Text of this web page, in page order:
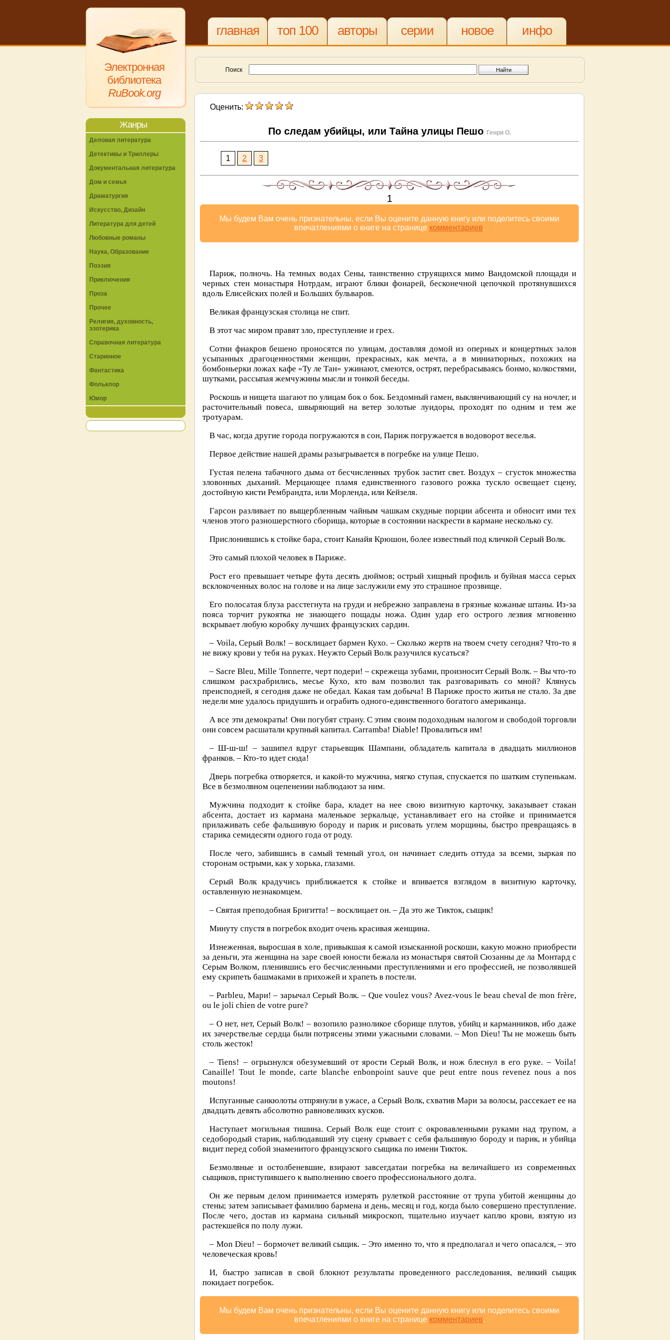
Электронная
библиотека
RuBook.org
главная топ 100 авторы серии новое инфо
Поиск
Оценить:
По следам убийцы, или Тайна улицы Пешо Генри О.
1 2 3
1
Мы будем Вам очень признательны, если Вы оцените данную книгу или поделитесь своими
впечатлениями о книге на странице комментариев.
Париж, полночь. На темных водах Сены, таинственно струящихся мимо Вандомской площади и
черных стен монастыря Нотрдам, играют блики фонарей, бесконечной цепочкой протянувшихся
вдоль Елисейских полей и Больших бульваров.
Великая французская столица не спит.
В этот час миром правят зло, преступление и грех.
Сотни фиакров бешено проносятся по улицам, доставляя домой из оперных и концертных залов
усыпанных драгоценностями женщин, прекрасных, как мечта, а в миниатюрных, похожих на
бомбоньерки ложах кафе «Ту ле Тан» ужинают, смеются, острят, перебрасываясь бонмо, колкостями,
шутками, рассыпая жемчужины мысли и тонкой беседы.
Роскошь и нищета шагают по улицам бок о бок. Бездомный гамен, выклянчивающий су на ночлег, и
расточительный повеса, швыряющий на ветер золотые луидоры, проходят по одним и тем же
тротуарам.
В час, когда другие города погружаются в сон, Париж погружается в водоворот веселья.
Первое действие нашей драмы разыгрывается в погребке на улице Пешо.
Густая пелена табачного дыма от бесчисленных трубок застит свет. Воздух – сгусток множества
зловонных дыханий. Мерцающее пламя единственного газового рожка тускло освещает сцену,
достойную кисти Рембрандта, или Морленда, или Кейзеля.
Гарсон разливает по выщербленным чайным чашкам скудные порции абсента и обносит ими тех
членов этого разношерстного сборища, которые в состоянии наскрести в кармане несколько су.
Прислонившись к стойке бара, стоит Канайя Крюшон, более известный под кличкой Серый Волк.
Это самый плохой человек в Париже.
Рост его превышает четыре фута десять дюймов; острый хищный профиль и буйная масса серых
всклокоченных волос на голове и на лице заслужили ему это страшное прозвище.
Его полосатая блуза расстегнута на груди и небрежно заправлена в грязные кожаные штаны. Из-за
пояса торчит рукоятка не знающего пощады ножа. Один удар его острого лезвия мгновенно
вскрывает любую коробку лучших французских сардин.
– Voila, Серый Волк! – восклицает бармен Кухо. – Сколько жертв на твоем счету сегодня? Что-то я
не вижу крови у тебя на руках. Неужто Серый Волк разучился кусаться?
– Sacre Bleu, Mille Tonnerre, черт подери! – скрежеща зубами, произносит Серый Волк. – Вы что-то
слишком расхрабрились, месье Кухо, кто вам позволил так разговаривать со мной? Клянусь
преисподней, я сегодня даже не обедал. Какая там добыча! В Париже просто житья не стало. За две
недели мне удалось придушить и ограбить одного-единственного богатого американца.
А все эти демократы! Они погубят страну. С этим своим подоходным налогом и свободой торговли
они совсем расшатали крупный капитал. Carramba! Diable! Провалиться им!
– Ш-ш-ш! – зашипел вдруг старьевщик Шампани, обладатель капитала в двадцать миллионов
франков. – Кто-то идет сюда!
Дверь погребка отворяется, и какой-то мужчина, мягко ступая, спускается по шатким ступенькам.
Все в безмолвном оцепенении наблюдают за ним.
Мужчина подходит к стойке бара, кладет на нее свою визитную карточку, заказывает стакан
абсента, достает из кармана маленькое зеркальце, устанавливает его на стойке и принимается
прилаживать себе фальшивую бороду и парик и рисовать углем морщины, быстро превращаясь в
старика семидесяти одного года от роду.
После чего, забившись в самый темный угол, он начинает следить оттуда за всеми, зыркая по
сторонам острыми, как у хорька, глазами.
Серый Волк крадучись приближается к стойке и впивается взглядом в визитную карточку,
оставленную незнакомцем.
– Святая преподобная Бригитта! – восклицает он. – Да это же Тикток, сыщик!
Минуту спустя в погребок входит очень красивая женщина.
Изнеженная, выросшая в холе, привыкшая к самой изысканной роскоши, какую можно приобрести
за деньги, эта женщина на заре своей юности бежала из монастыря святой Сюзанны де ла Монтард с
Серым Волком, пленившись его бесчисленными преступлениями и его профессией, не позволявшей
ему скрипеть башмаками в прихожей и храпеть в постели.
– Parbleu, Мари! – зарычал Серый Волк. – Que voulez vous? Avez-vous le beau cheval de mon frère,
ou le joli chien de votre pure?
– О нет, нет, Серый Волк! – возопило разноликое сборище плутов, убийц и карманников, ибо даже
их зачерствелые сердца были потрясены этими ужасными словами. – Mon Dieu! Ты не можешь быть
столь жесток!
– Tiens! – огрызнулся обезумевший от ярости Серый Волк, и нож блеснул в его руке. – Voila!
Canaille! Tout le monde, carte blanche enbonpoint sauve que peut entre nous revenez nous a nos
moutons!
Испуганные санкюлоты отпрянули в ужасе, а Серый Волк, схватив Мари за волосы, рассекает ее на
двадцать девять абсолютно равновеликих кусков.
Наступает могильная тишина. Серый Волк еще стоит с окровавленными руками над трупом, а
седобородый старик, наблюдавший эту сцену срывает с себя фальшивую бороду и парик, и убийца
видит перед собой знаменитого французского сыщика по имени Тикток.
Безмолвные и остолбеневшие, взирают завсегдатаи погребка на величайшего из современных
сыщиков, приступившего к выполнению своего профессионального долга.
Он же первым делом принимается измерять рулеткой расстояние от трупа убитой женщины до
стены; затем записывает фамилию бармена и день, месяц и год, когда было совершено преступление.
После чего, достав из кармана сильный микроскоп, тщательно изучает каплю крови, взятую из
растекшейся по полу лужи.
– Mon Dieu! – бормочет великий сыщик. – Это именно то, что я предполагал и чего опасался, – это
человеческая кровь!
И, быстро записав в свой блокнот результаты проведенного расследования, великий сыщик
покидает погребок.
Мы будем Вам очень признательны, если Вы оцените данную книгу или поделитесь своими
впечатлениями о книге на странице комментариев.
Жанры
Деловая литература
Детективы и Триллеры
Документальная литература
Дом и семья
Драматургия
Искусство, Дизайн
Литература для детей
Любовные романы
Наука, Образование
Поэзия
Приключения
Проза
Прочее
Религия, духовность,
эзотерика
Справочная литература
Старинное
Фантастика
Фольклор
Юмор